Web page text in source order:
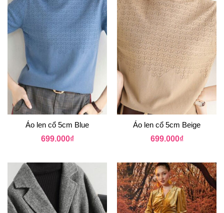
Áo len cổ 5cm Blue
699.000₫
Áo len cổ 5cm Beige
699.000₫